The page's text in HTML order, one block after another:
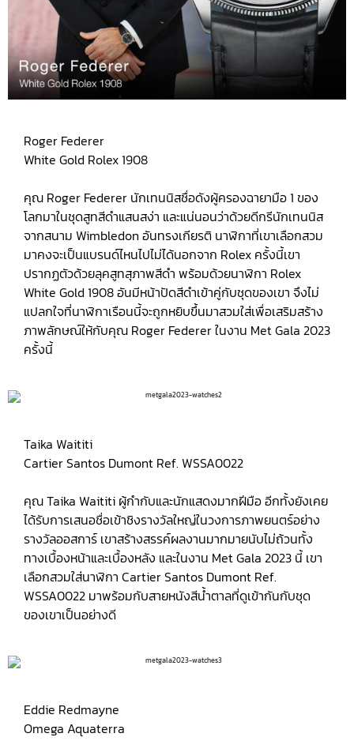
Roger Federer
White Gold Rolex 1908
คุณ Roger Federer นักเทนนิสชื่อดังผู้ครองฉายามือ 1 ของ
โลกมาในชุดสูทสีดำแสนสง่า และแน่นอนว่าด้วยดีกรีนักเทนนิส
จากสนาม Wimbledon อันทรงเกียรติ นาฬิกาที่เขาเลือกสวม
มาคงจะเป็นแบรนด์ไหนไปไม่ได้นอกจาก Rolex ครั้งนี้เขา
ปรากฏตัวด้วยลุคสูทสุภาพสีดำ พร้อมด้วยนาฬิกา Rolex
White Gold 1908 อันมีหน้าปัดสีดำเข้าคู่กับชุดของเขา จึงไม่
แปลกใจที่นาฬิกาเรือนนี้จะถูกหยิบขึ้นมาสวมใส่เพื่อเสริมสร้าง
ภาพลักษณ์ให้กับคุณ Roger Federer ในงาน Met Gala 2023
ครั้งนี้
Taika Waititi
Cartier Santos Dumont Ref. WSSA0022
คุณ Taika Waititi ผู้กำกับและนักแสดงมากฝีมือ อีกทั้งยังเคย
ได้รับการเสนอชื่อเข้าชิงรางวัลใหญ่ในวงการภาพยนตร์อย่าง
รางวัลออสการ์ เขาสร้างสรรค์ผลงานมากมายนับไม่ถ้วนทั้ง
ทางเบื้องหน้าและเบื้องหลัง และในงาน Met Gala 2023 นี้ เขา
เลือกสวมใส่นาฬิกา Cartier Santos Dumont Ref.
WSSA0022 มาพร้อมกับสายหนังสีน้ำตาลที่ดูเข้ากันกับชุด
ของเขาเป็นอย่างดี
Eddie Redmayne
Omega Aquaterra